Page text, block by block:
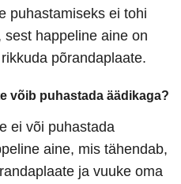
puhastamiseks ei tohi
happeline aine on
põrandaplaate.
võib puhastada äädikaga?
ei või puhastada
aine, mis tähendab,
ja vuuke oma